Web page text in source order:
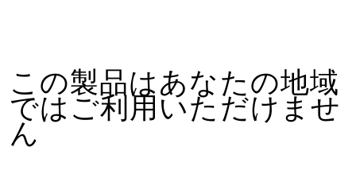
この製品はあなたの地域
ではご利用いただけませ
ん